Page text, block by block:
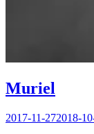
Muriel
Posted
2017-11-272018-